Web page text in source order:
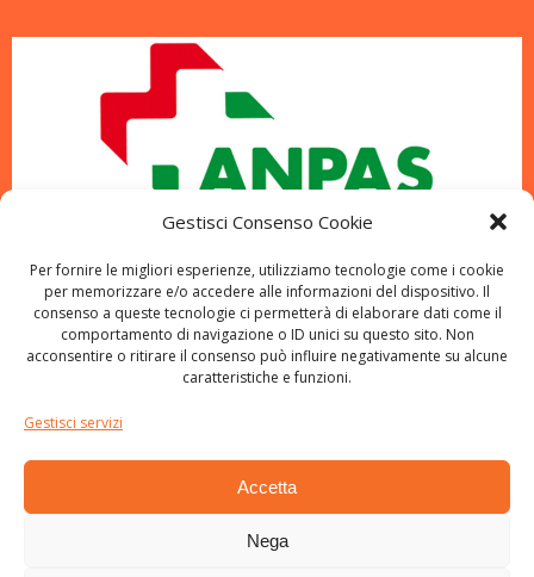
Gestisci Consenso Cookie
Per fornire le migliori esperienze, utilizziamo tecnologie come i cookie
per memorizzare e/o accedere alle informazioni del dispositivo. Il
consenso a queste tecnologie ci permetterà di elaborare dati come il
comportamento di navigazione o ID unici su questo sito. Non
acconsentire o ritirare il consenso può influire negativamente su alcune
caratteristiche e funzioni.
Gestisci servizi
Accetta
Nega